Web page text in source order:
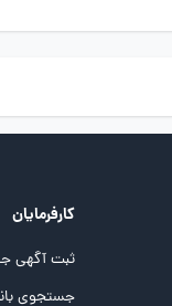
کارفرمایان
ثبت آگهی
جستجوی